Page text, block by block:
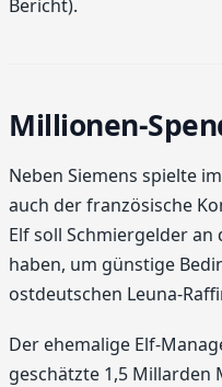
Bericht).
Millionen-
Neben Siemens spielte
auch der französische
Elf soll Schmiergelder
haben, um günstige
ostdeutschen Leuna-
Der ehemalige Elf-
geschätzte 1,5